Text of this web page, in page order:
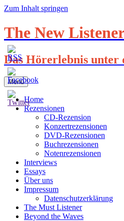
Zum Inhalt springen
The New
Das Hörerlebnis
Menü
Home
Rezensionen
CD-Rezension
Konzertrezensionen
DVD-Rezensionen
Buchrezensionen
Notenrezensionen
Interviews
Essays
Über uns
Impressum
Datenschutzerklärung
The Must Listener
Beyond the Waves